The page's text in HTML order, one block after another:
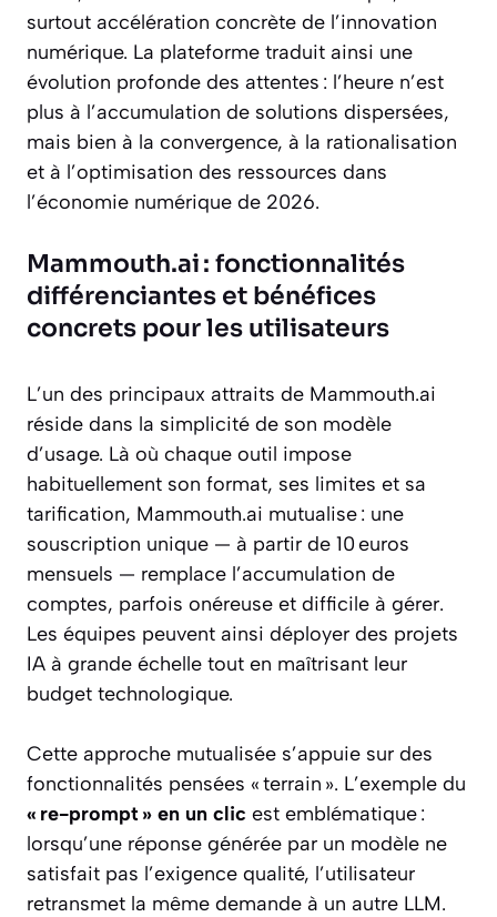
surtout accélération concrète de l’innovation
numérique. La plateforme traduit ainsi une
évolution profonde des attentes : l’heure n’est
plus à l’accumulation de solutions dispersées,
mais bien à la convergence, à la rationalisation
et à l’optimisation des ressources dans
l’économie numérique de 2026.
Mammouth.ai : fonctionnalités
différenciantes et bénéfices
concrets pour les utilisateurs
L’un des principaux attraits de Mammouth.ai
réside dans la simplicité de son modèle
d’usage. Là où chaque outil impose
habituellement son format, ses limites et sa
tarification, Mammouth.ai mutualise : une
souscription unique — à partir de 10 euros
mensuels — remplace l’accumulation de
comptes, parfois onéreuse et difficile à gérer.
Les équipes peuvent ainsi déployer des projets
IA à grande échelle tout en maîtrisant leur
budget technologique.
Cette approche mutualisée s’appuie sur des
fonctionnalités pensées « terrain ». L’exemple du
« re-prompt » en un clic est emblématique :
lorsqu’une réponse générée par un modèle ne
satisfait pas l’exigence qualité, l’utilisateur
retransmet la même demande à un autre LLM.